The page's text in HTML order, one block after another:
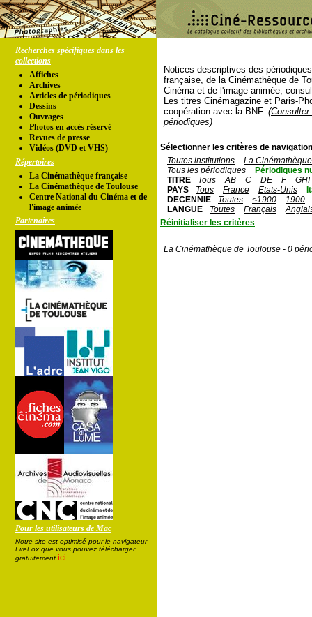
Recherches spécifiques dans les
collections
Affiches
Archives
Articles de périodiques
Dessins
Ouvrages
Photos en accés réservé
Revues de presse
Vidéos (DVD et VHS)
Répertoires
La Cinémathèque française
La Cinémathèque de Toulouse
Centre National du Cinéma et de
l'image animée
Partenaires
Pour les utilisateurs de Mac
Notre site est optimisé pour le navigateur
FireFox que vous pouvez télécharger
gratuitement ici
Notices descriptives des
française, de la Cinémathèque de
Cinéma et de l'image animée,
Les titres Cinémagazine et Paris-
coopération avec la BNF.
périodiques)
Sélectionner les critères de
Toutes institutions
La
Tous les périodiques
Périodiques
TITRE
Tous AB C DE F
GHI
PAYS
Tous France Etats-Unis
DECENNIE
Toutes <1900
1900
LANGUE
Toutes Français
Réinitialiser les critères
La Cinémathèque de Toulouse - 0